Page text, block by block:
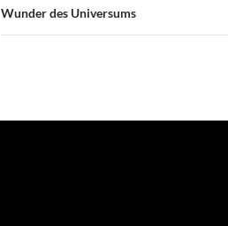
Wunder des Universums